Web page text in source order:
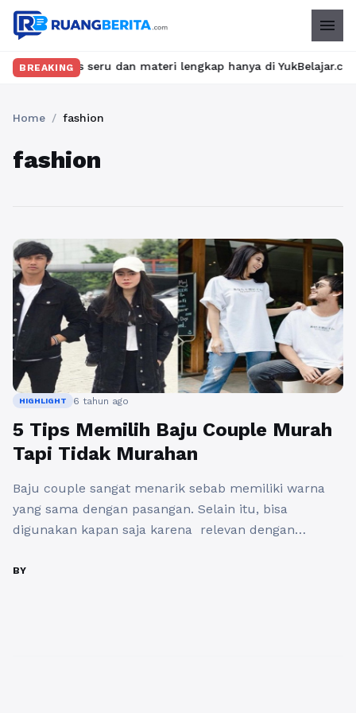
menu
BREAKING
kelas seru dan materi lengkap hanya di YukBelajar.com.
Home / fashion
fashion
HIGHLIGHT 6 tahun ago
5 Tips Memilih Baju Couple Murah
Tapi Tidak Murahan
Baju couple sangat menarik sebab memiliki warna
yang sama dengan pasangan. Selain itu, bisa
digunakan kapan saja karena relevan dengan
dapatkan harga murah tapi tidak murahan dengan
BY